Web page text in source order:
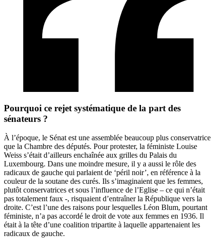
Pourquoi ce rejet systématique de la part des
sénateurs ?
À l’époque, le Sénat est une assemblée beaucoup plus conservatrice
que la Chambre des députés. Pour protester, la féministe Louise
Weiss s’était d’ailleurs enchaînée aux grilles du Palais du
Luxembourg. Dans une moindre mesure, il y a aussi le rôle des
radicaux de gauche qui parlaient de ‘péril noir’, en référence à la
couleur de la soutane des curés. Ils s’imaginaient que les femmes,
plutôt conservatrices et sous l’influence de l’Eglise – ce qui n’était
pas totalement faux -, risquaient d’entraîner la République vers la
droite. C’est l’une des raisons pour lesquelles Léon Blum, pourtant
féministe, n’a pas accordé le droit de vote aux femmes en 1936. Il
était à la tête d’une coalition tripartite à laquelle appartenaient les
radicaux de gauche.